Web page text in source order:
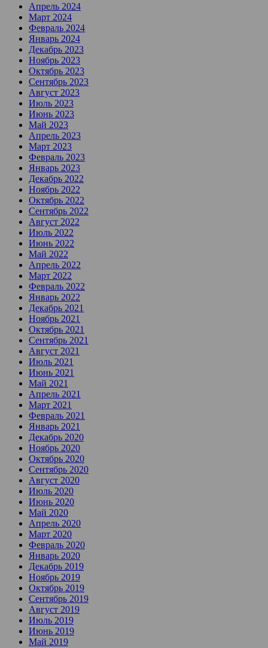
Апрель 2024
Март 2024
Февраль 2024
Январь 2024
Декабрь 2023
Ноябрь 2023
Октябрь 2023
Сентябрь 2023
Август 2023
Июль 2023
Июнь 2023
Май 2023
Апрель 2023
Март 2023
Февраль 2023
Январь 2023
Декабрь 2022
Ноябрь 2022
Октябрь 2022
Сентябрь 2022
Август 2022
Июль 2022
Июнь 2022
Май 2022
Апрель 2022
Март 2022
Февраль 2022
Январь 2022
Декабрь 2021
Ноябрь 2021
Октябрь 2021
Сентябрь 2021
Август 2021
Июль 2021
Июнь 2021
Май 2021
Апрель 2021
Март 2021
Февраль 2021
Январь 2021
Декабрь 2020
Ноябрь 2020
Октябрь 2020
Сентябрь 2020
Август 2020
Июль 2020
Июнь 2020
Май 2020
Апрель 2020
Март 2020
Февраль 2020
Январь 2020
Декабрь 2019
Ноябрь 2019
Октябрь 2019
Сентябрь 2019
Август 2019
Июль 2019
Июнь 2019
Май 2019